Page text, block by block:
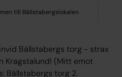
till Bällstabergslokalen
Bällstabergs torg - strax
Kragstalund! (Mitt emot
Bällstabergs torg 2.